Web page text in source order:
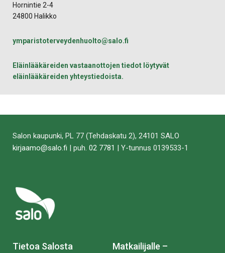
Hornintie 2-4
24800 Halikko
ymparistoterveydenhuolto@salo.fi
Eläinlääkäreiden vastaanottojen tiedot löytyvät
eläinlääkäreiden yhteystiedoista.
Salon kaupunki, PL 77 (Tehdaskatu 2), 24101 SALO
kirjaamo@salo.fi | puh. 02 7781 | Y-tunnus 0139533-1
Tietoa Salosta
Matkailijalle –